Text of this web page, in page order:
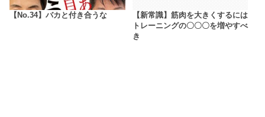
【No.34】バカと付き合うな
【新常識】筋肉を大きくするには
トレーニングの〇〇〇を増やすべ
き